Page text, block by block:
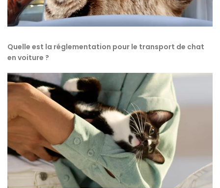
Quelle est la réglementation pour le transport de chat
en voiture ?